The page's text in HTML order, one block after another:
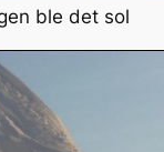
ble det sol